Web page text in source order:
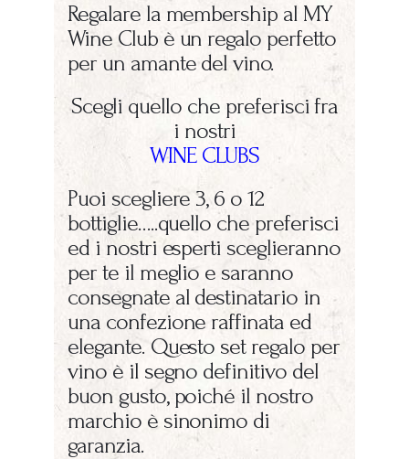
Regalare la membership al MY
Wine Club è un regalo perfetto
per un amante del vino.
Scegli quello che preferisci fra
i nostri
WINE CLUBS
Puoi scegliere 3, 6 o 12
bottiglie…..quello che preferisci
ed i nostri esperti sceglieranno
per te il meglio e saranno
consegnate al destinatario in
una confezione raffinata ed
elegante. Questo set regalo per
vino è il segno definitivo del
buon gusto, poiché il nostro
marchio è sinonimo di
garanzia.